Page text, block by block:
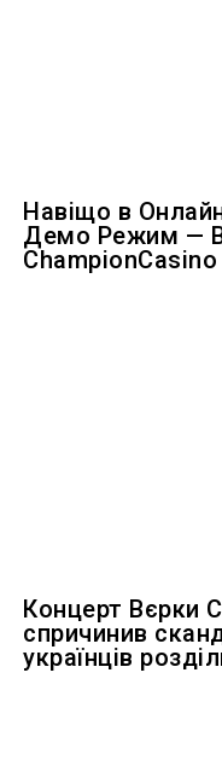
Навіщо в
Демо Режим —
ChampionCasino
Концерт Вєрки
спричинив
українців